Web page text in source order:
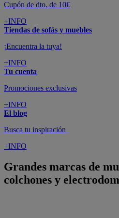
Cupón de dto. de 10€
+INFO
Tiendas de sofás y muebles
¡Encuentra la tuya!
+INFO
Tu cuenta
Promociones exclusivas
+INFO
El blog
Busca tu inspiración
+INFO
Grandes marcas de
colchones y